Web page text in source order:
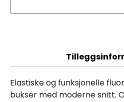
Elastiske og funksjonelle
bukser med moderne snitt.